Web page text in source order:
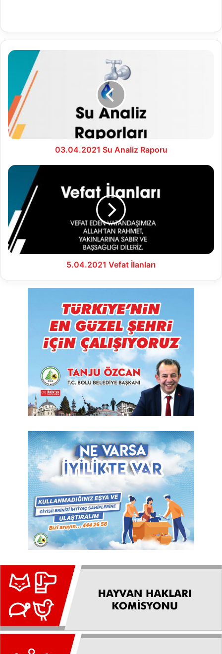
03.04.2021
Raporu
03.04.2021 Su Analiz Raporu
5.04.2021
5.04.2021 Vefat İlanları